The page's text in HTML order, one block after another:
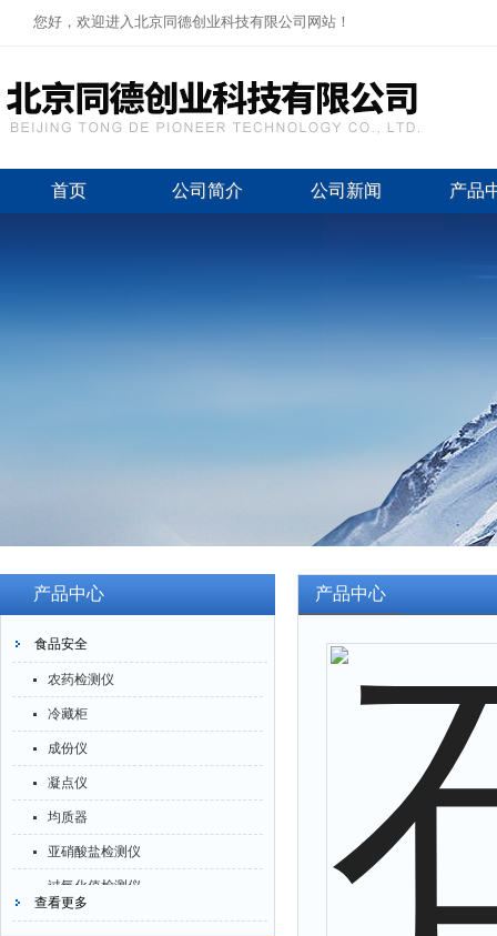
您好，欢迎进入北京同德创业科技有限公司网站！
首页 公司简介 公司新闻 产品
产品中心
食品安全
农药检测仪
冷藏柜
成份仪
凝点仪
均质器
亚硝酸盐检测仪
过氧化值检测仪
验粉筛
查看更多
产品中心